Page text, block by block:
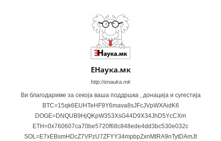
ЕНаука.мк
http://enauka.mk
Ви благодариме за секоја ваша поддршка , донација и сугестија
BTC=15qk6EUHTeHF9Y6mava8sJFcJVpWXAidK6
DOGE=DNQUB9HjQKpW353XsG44D9X34JhD5YcCXm
ETH=0x760607ca70be5720f68c848ede4dd3bc530e032c
SOL=E7xEBsmHDcZ7VPzU7ZFYY34mpbpZxnMtRA9nTytDAmJt